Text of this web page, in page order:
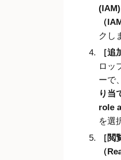
（
クし
追
ロッ
ーで
り当
role
を選
閲
（